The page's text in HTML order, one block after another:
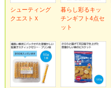
シューティング
クエストＸ
暮らし彩るキッ
チンギフト4点セ
ット